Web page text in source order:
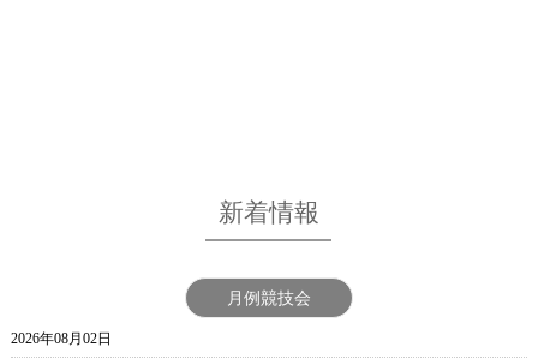
新着情報
月例競技会
2026年08月02日